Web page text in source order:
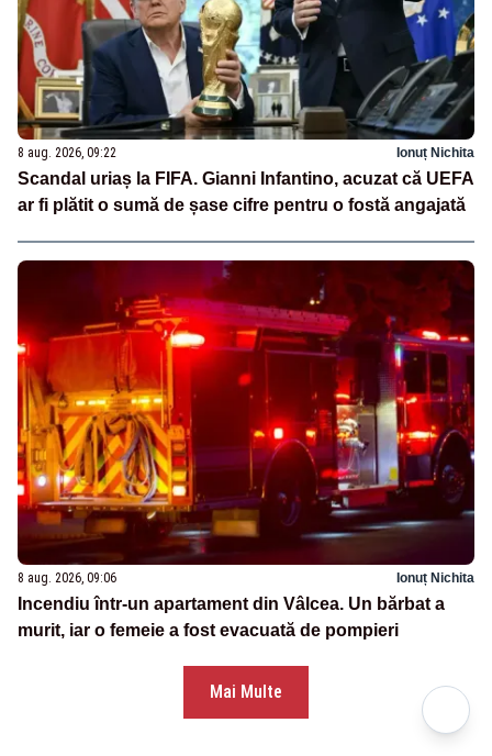
8 aug. 2026, 09:22 Ionuț Nichita
Scandal uriaș la FIFA. Gianni Infantino, acuzat că UEFA
ar fi plătit o sumă de șase cifre pentru o fostă angajată
8 aug. 2026, 09:06 Ionuț Nichita
Incendiu într-un apartament din Vâlcea. Un bărbat a
murit, iar o femeie a fost evacuată de pompieri
Mai Multe